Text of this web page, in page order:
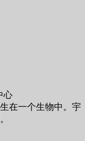
心
在一个生物中。宇